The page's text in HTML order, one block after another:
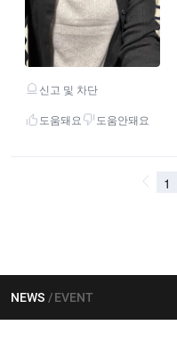
NEWS EVENT